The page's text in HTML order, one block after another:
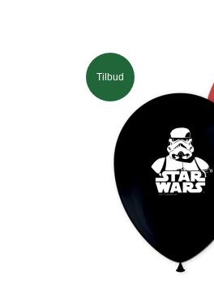
Tilbud